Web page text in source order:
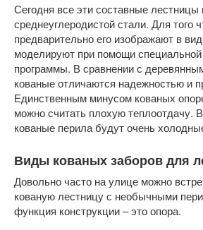
Сегодня все эти составные лестницы
среднеуглеродистой стали. Для того
предварительно его изображают в
моделируют при помощи
программы. В сравнении с
кованые отличаются надежностью и
Единственным минусом кованых
можно считать плохую теплоотдачу.
кованые перила будут очень
Виды кованых заборов для
Довольно часто на улице можно
кованую лестницу с необычными
функция конструкции – это опора.